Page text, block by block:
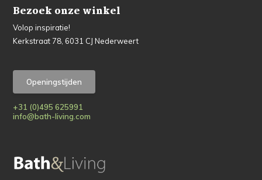
Bezoek onze winkel
Volop inspiratie!
Kerkstraat 78, 6031 CJ Nederweert
Openingstijden
+31 (0)495 625991
info@bath-living.com